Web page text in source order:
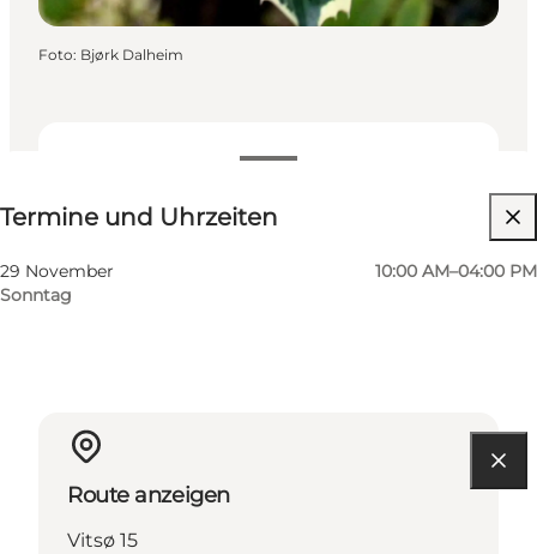
Termine und Uhrzeiten
Termine und Uhrzeiten
29 November
Sonntag
10:00 AM–04:00 PM
Kinder, Freunde, Mein Partner, Mir selbst
Foto: Bjørk Dalheim
Route anzeigen
Vitsø 15